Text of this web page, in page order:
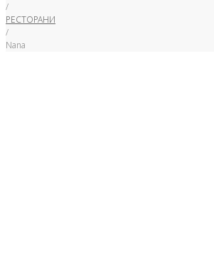
/
РЕСТОРАНИ
/
Nana